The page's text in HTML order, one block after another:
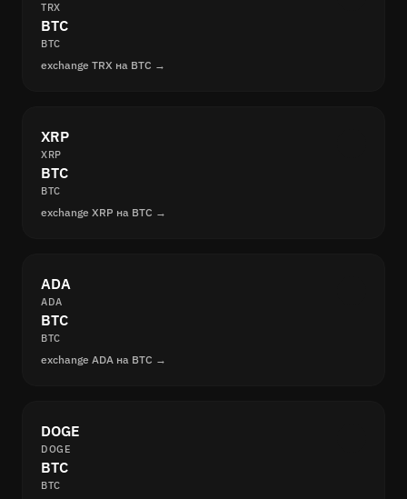
TRX
BTC
BTC
exchange TRX на BTC →
XRP
XRP
BTC
BTC
exchange XRP на BTC →
ADA
ADA
BTC
BTC
exchange ADA на BTC →
DOGE
DOGE
BTC
BTC